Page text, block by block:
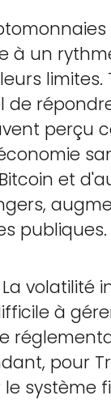
à un
perçu
et
publiques.
volatilité
à
pour
système